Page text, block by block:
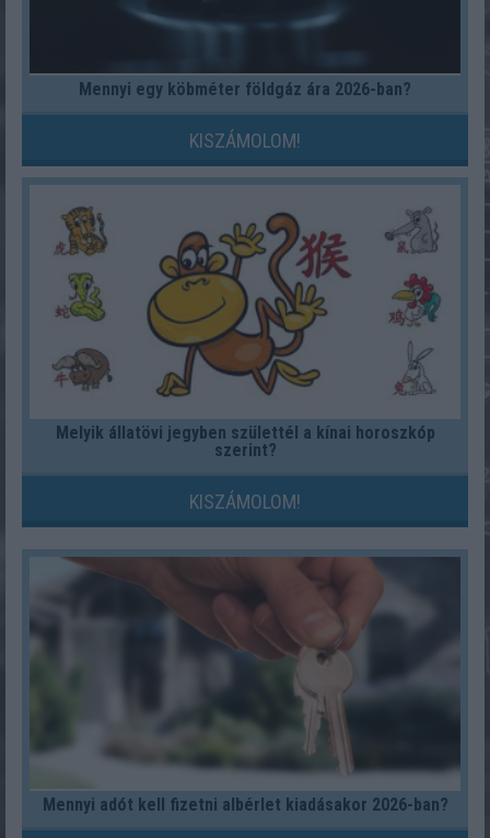
Mennyi egy köbméter földgáz ára 2026-ban?
KISZÁMOLOM!
Melyik állatövi jegyben születtél a kínai horoszkóp
szerint?
KISZÁMOLOM!
Mennyi adót kell fizetni albérlet kiadásakor 2026-ban?